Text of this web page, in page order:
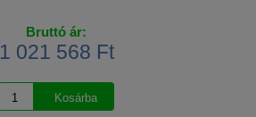
Bruttó ár:
1 021 568 Ft